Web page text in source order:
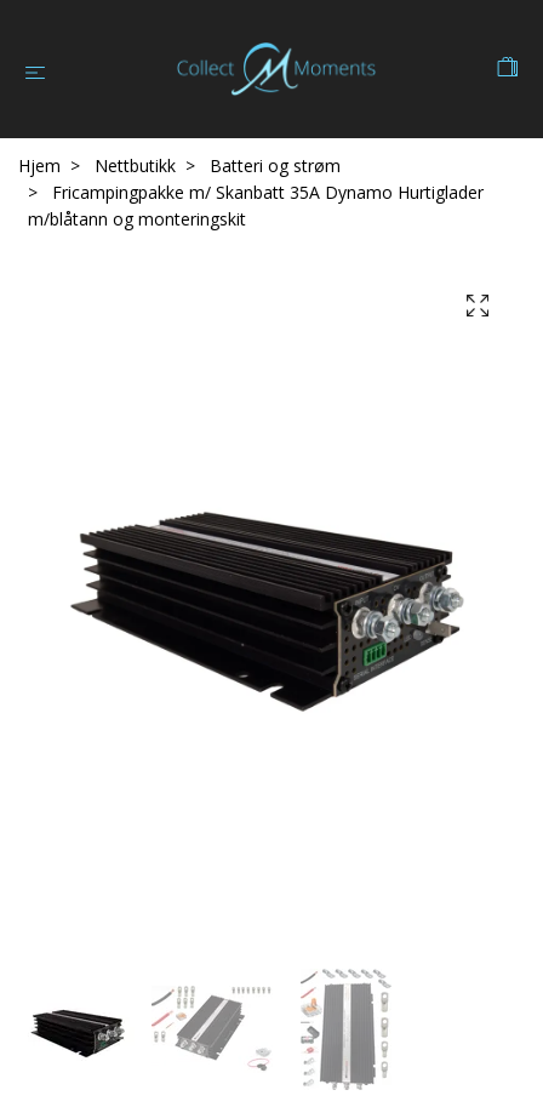
Hjem Nettbutikk
Batteri og strøm
Fricampingpakke m/ Skanbatt 35A Dynamo Hurtiglader
m/blåtann og monteringskit